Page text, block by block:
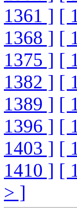
1361 ] [
1368 ] [
1375 ] [
1382 ] [
1389 ] [
1396 ] [
1403 ] [
1410 ] [
> ]